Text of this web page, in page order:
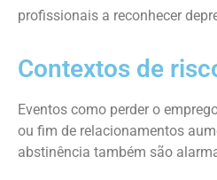
profissionais a reconhecer
Contextos de
Eventos como perder o
ou fim de relacionamentos
abstinência também são